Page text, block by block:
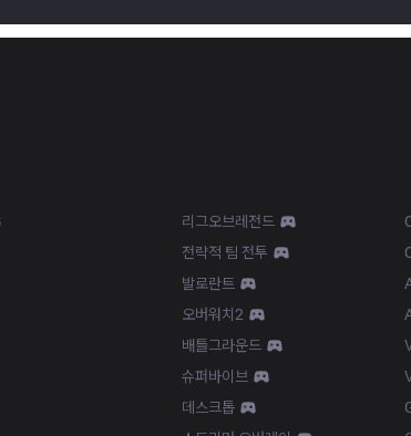
리그오브레전드
전략적 팀 전투
발로란트
오버워치2
배틀그라운드
슈퍼바이브
데스크톱